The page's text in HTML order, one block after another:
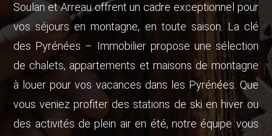
Soulan et Arreau offrent un cadre exceptionnel pour
vos séjours en montagne, en toute saison. La clé
des Pyrénées – Immobilier propose une sélection
de chalets, appartements et maisons de montagne
à louer pour vos vacances dans les Pyrénées. Que
vous veniez profiter des stations de ski en hiver ou
des activités de plein air en été, notre équipe vous